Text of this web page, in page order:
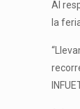
Al
la